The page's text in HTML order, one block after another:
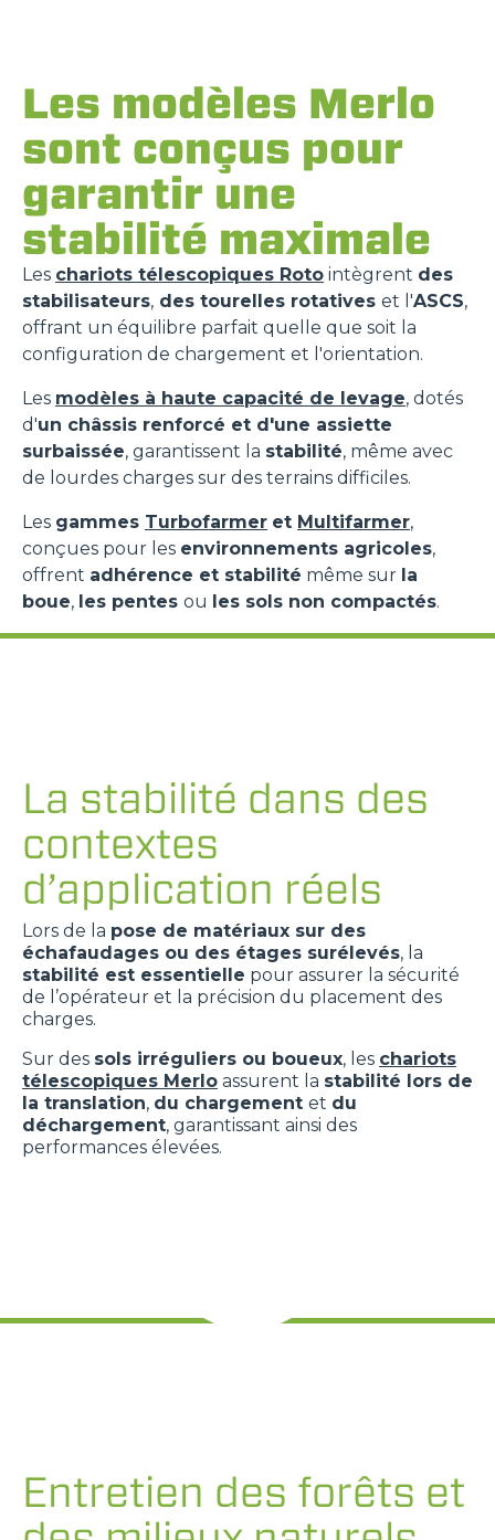
Les modèles Merlo
sont conçus pour
garantir une
stabilité maximale
Les chariots télescopiques Roto intègrent des
stabilisateurs, des tourelles rotatives et l'ASCS,
offrant un équilibre parfait quelle que soit la
configuration de chargement et l'orientation.
Les modèles à haute capacité de levage, dotés
d'un châssis renforcé et d'une assiette
surbaissée, garantissent la stabilité, même avec
de lourdes charges sur des terrains difficiles.
Les gammes Turbofarmer et Multifarmer,
conçues pour les environnements agricoles,
offrent adhérence et stabilité même sur la
boue, les pentes ou les sols non compactés.
La stabilité dans des
contextes
d’application réels
Lors de la pose de matériaux sur des
échafaudages ou des étages surélevés, la
stabilité est essentielle pour assurer la sécurité
de l’opérateur et la précision du placement des
charges.
Sur des sols irréguliers ou boueux, les chariots
télescopiques Merlo assurent la stabilité lors de
la translation, du chargement et du
déchargement, garantissant ainsi des
performances élevées.
Entretien des forêts et